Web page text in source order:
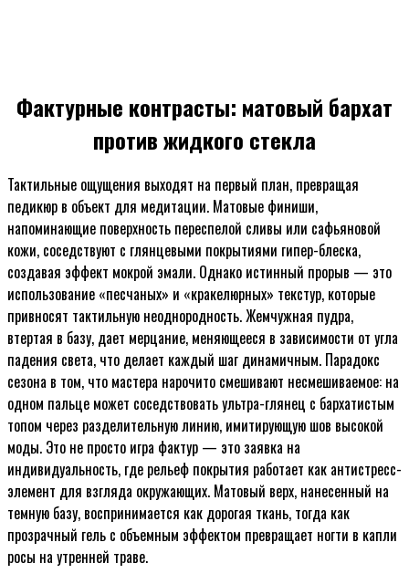
Фактурные контрасты: матовый бархат
против жидкого стекла
Тактильные ощущения выходят на первый план, превращая
педикюр в объект для медитации. Матовые финиши,
напоминающие поверхность переспелой сливы или сафьяновой
кожи, соседствуют с глянцевыми покрытиями гипер-блеска,
создавая эффект мокрой эмали. Однако истинный прорыв — это
использование «песчаных» и «кракелюрных» текстур, которые
привносят тактильную неоднородность. Жемчужная пудра,
втертая в базу, дает мерцание, меняющееся в зависимости от угла
падения света, что делает каждый шаг динамичным. Парадокс
сезона в том, что мастера нарочито смешивают несмешиваемое: на
одном пальце может соседствовать ультра-глянец с бархатистым
топом через разделительную линию, имитирующую шов высокой
моды. Это не просто игра фактур — это заявка на
индивидуальность, где рельеф покрытия работает как антистресс-
элемент для взгляда окружающих. Матовый верх, нанесенный на
темную базу, воспринимается как дорогая ткань, тогда как
прозрачный гель с объемным эффектом превращает ногти в капли
росы на утренней траве.